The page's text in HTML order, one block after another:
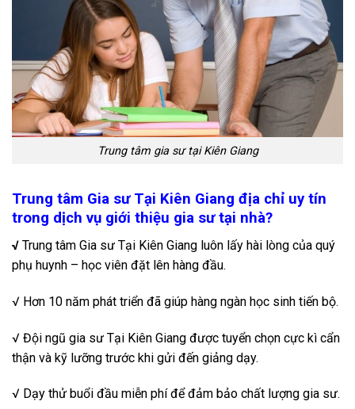
Trung tâm gia sư tại Kiên Giang
Trung tâm Gia sư Tại Kiên Giang địa chỉ uy tín
trong dịch vụ giới thiệu gia sư tại nhà?
√ Trung tâm Gia sư Tại Kiên Giang luôn lấy hài lòng của quý
phụ huynh – học viên đặt lên hàng đầu.
√ Hơn 10 năm phát triển đã giúp hàng ngàn học sinh tiến bộ.
√ Đội ngũ gia sư Tại Kiên Giang được tuyển chọn cực kì cẩn
thận và kỹ lưỡng trước khi gửi đến giảng dạy.
√ Dạy thử buổi đầu miễn phí để đảm bảo chất lượng gia sư.